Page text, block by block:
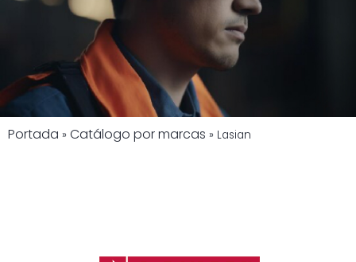
Portada » Catálogo por marcas » Lasian